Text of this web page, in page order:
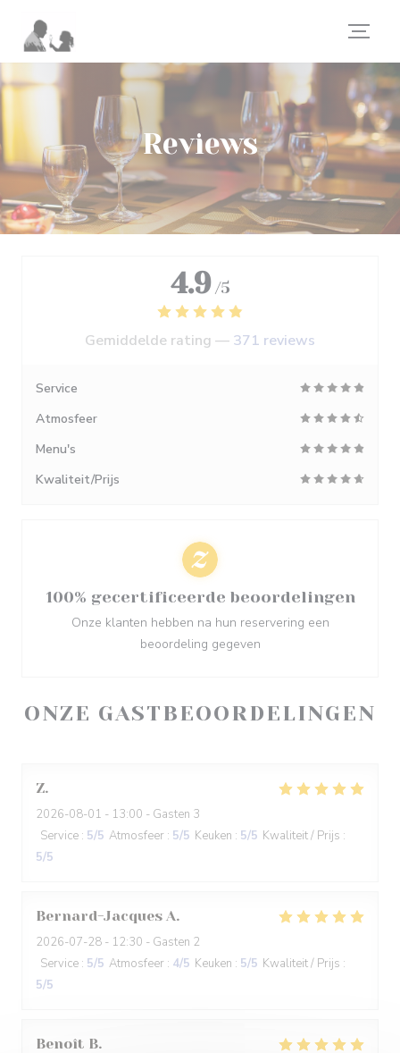
Reviews
ONZE GASTBEOORDELINGEN
Z
2026-08-01 - 13:00 - Gasten 3
Service : 5/5 Atmosfeer : 5/5 Keuken : 5/5 Kwaliteit / Prijs :
5/5
Bernard-Jacques A
2026-07-28 - 12:30 - Gasten 2
Service : 5/5 Atmosfeer : 4/5 Keuken : 5/5 Kwaliteit / Prijs :
5/5
Benoît B
4.9 /5
Gemiddelde rating — 371 reviews
Service
Atmosfeer
Menu's
Kwaliteit/Prijs
100% gecertificeerde beoordelingen
Onze klanten hebben na hun reservering een
beoordeling gegeven